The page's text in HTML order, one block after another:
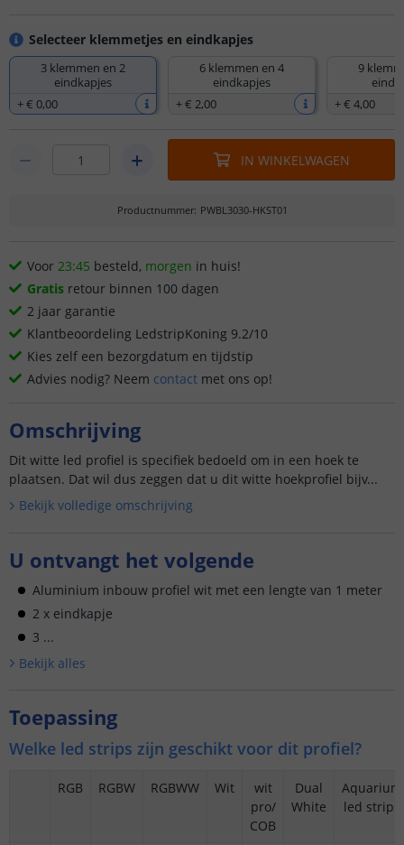
Selecteer klemmetjes en eindkapjes
3 klemmen en 2
eindkapjes
+€ 0,00
6 klemmen en 4
eindkapjes
+€ 2,00
9
+€ 4,00
IN WINKELWAGEN
Productnummer: PWBL3030-HKST01
Voor 23:45 besteld, morgen in huis!
Gratis retour binnen 100 dagen
2 jaar garantie
Klantbeoordeling LedstripKoning 9.2/10
Kies zelf een bezorgdatum en tijdstip
Advies nodig? Neem contact met ons op!
Omschrijving
Dit witte led profiel is specifiek bedoeld om in een hoek te
plaatsen. Dat wil dus zeggen dat u dit witte hoekprofiel bijv...
Bekijk volledige omschrijving
U ontvangt het volgende
Aluminium inbouw profiel wit met een lengte van 1 meter
2 x eindkapje
3 ...
Bekijk alles
Toepassing
Welke led strips zijn geschikt voor dit profiel?
RGB RGBW RGBWW Wit
wit
pro/
COB
Dual
White
Aquarium
led strips